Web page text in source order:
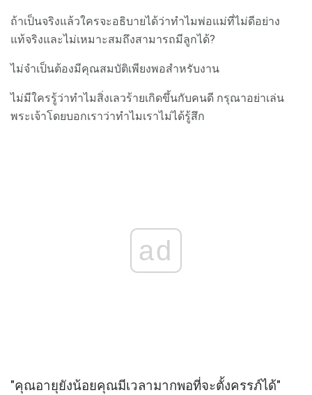
ถ้าเป็นจริงแล้วใครจะอธิบายได้ว่าทำไมพ่อแม่ที่ไม่ดีอย่าง
แท้จริงและไม่เหมาะสมถึงสามารถมีลูกได้?
ไม่จำเป็นต้องมีคุณสมบัติเพียงพอสำหรับงาน
ไม่มีใครรู้ว่าทำไมสิ่งเลวร้ายเกิดขึ้นกับคนดี กรุณาอย่าเล่น
พระเจ้าโดยบอกเราว่าทำไมเราไม่ได้รู้สึก
ad
"คุณอายุยังน้อยคุณมีเวลามากพอที่จะตั้งครรภ์ได้"